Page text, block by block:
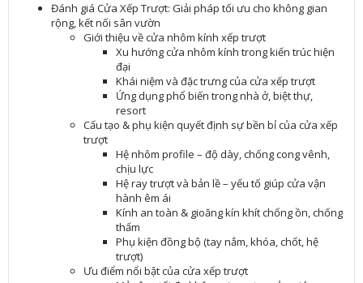
Đánh giá Cửa Xếp Trượt: Giải pháp tối ưu cho không gian
rộng, kết nối sân vườn
Giới thiệu về cửa nhôm kính xếp trượt
Xu hướng cửa nhôm kính trong kiến trúc hiện
đại
Khái niệm và đặc trưng của cửa xếp trượt
Ứng dụng phổ biến trong nhà ở, biệt thự,
resort
Cấu tạo & phụ kiện quyết định sự bền bỉ của cửa xếp
trượt
Hệ nhôm profile – độ dày, chống cong vênh,
chịu lực
Hệ ray trượt và bản lề – yếu tố giúp cửa vận
hành êm ái
Kính an toàn & gioăng kín khít chống ồn, chống
thấm
Phụ kiện đồng bộ (tay nắm, khóa, chốt, hệ
trượt)
Ưu điểm nổi bật của cửa xếp trượt